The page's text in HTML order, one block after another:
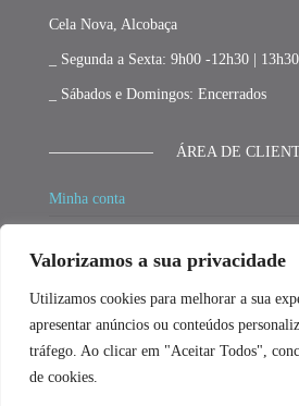
Valorizamos a sua privacidade
Utilizamos cookies para melhorar a sua
apresentar anúncios ou conteúdos
tráfego. Ao clicar em "Aceitar Todos",
de cookies.
Cela Nova, Alcobaça
_ Segunda a Sexta: 9h00 -12h30 |
_ Sábados e Domingos: Encerrados
ÁREA DE
Minha conta
Finalizar compras
Promoções